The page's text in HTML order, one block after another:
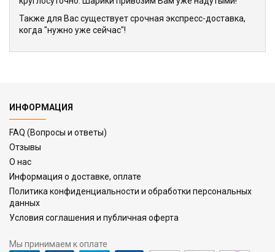
Также для Вас существует срочная экспресс-доставка,
когда "нужно уже сейчас"!
ИНФОРМАЦИЯ
FAQ (Вопросы и ответы)
Отзывы
О нас
Информация о доставке, оплате
Политика конфиденциальности и обработки персональных
данных
Условия соглашения и публичная оферта
Мы принимаем к оплате